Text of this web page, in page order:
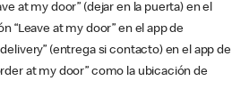
at my door” (dejar en la puerta) en el
“Leave at my door” en el app de
(entrega si contacto) en el app de
at my door” como la ubicación de